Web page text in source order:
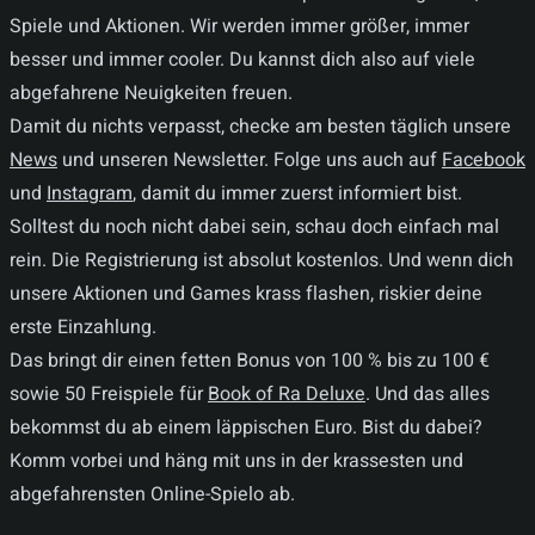
Spiele und Aktionen. Wir werden immer größer, immer
besser und immer cooler. Du kannst dich also auf viele
abgefahrene Neuigkeiten freuen.
Damit du nichts verpasst, checke am besten täglich unsere
News und unseren Newsletter. Folge uns auch aufFacebook
und Instagram, damit du immer zuerst informiert bist.
Solltest du noch nicht dabei sein, schau doch einfach mal
rein. Die Registrierung ist absolut kostenlos. Und wenn dich
unsere Aktionen und Games krass flashen, riskier deine
erste Einzahlung.
Das bringt dir einen fetten Bonus von 100 % bis zu 100 €
sowie 50 Freispiele fürBook of Ra Deluxe. Und das alles
bekommst du ab einem läppischen Euro. Bist du dabei?
Komm vorbei und häng mit uns in der krassesten und
abgefahrensten Online-Spielo ab.